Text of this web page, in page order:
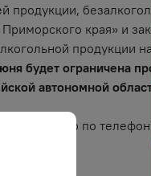
продукции,
края» и
продукции на
будет ограничена
автономной
линию по